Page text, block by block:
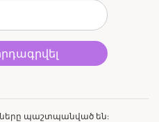
պաշտպանված են: